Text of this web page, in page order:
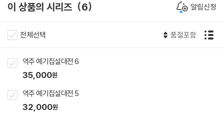
이 상품의 시리즈 6 알림신청
전체선택 품절포함
역주 예기집설대전 6
35,000원
역주 예기집설대전 5
32,000원